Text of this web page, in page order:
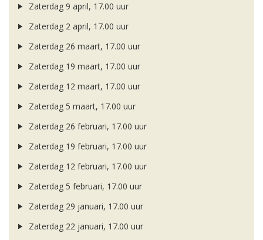
Zaterdag 9 april, 17.00 uur
Zaterdag 2 april, 17.00 uur
Zaterdag 26 maart, 17.00 uur
Zaterdag 19 maart, 17.00 uur
Zaterdag 12 maart, 17.00 uur
Zaterdag 5 maart, 17.00 uur
Zaterdag 26 februari, 17.00 uur
Zaterdag 19 februari, 17.00 uur
Zaterdag 12 februari, 17.00 uur
Zaterdag 5 februari, 17.00 uur
Zaterdag 29 januari, 17.00 uur
Zaterdag 22 januari, 17.00 uur